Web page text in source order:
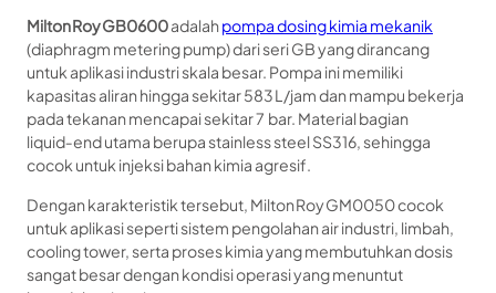
Milton Roy GB0600adalahpompa dosing kimia mekanik
(diaphragm metering pump) dari seri GB yang dirancang
untuk aplikasi industri skala besar. Pompa ini memiliki
kapasitas aliran hingga sekitar 583 L/jam dan mampu bekerja
pada tekanan mencapai sekitar 7 bar. Material bagian
liquid‑end utama berupa stainless steel SS316, sehingga
cocok untuk injeksi bahan kimia agresif.
Dengan karakteristik tersebut, Milton Roy GM0050 cocok
untuk aplikasi seperti sistem pengolahan air industri, limbah,
cooling tower, serta proses kimia yang membutuhkan dosis
sangat besar dengan kondisi operasi yang menuntut